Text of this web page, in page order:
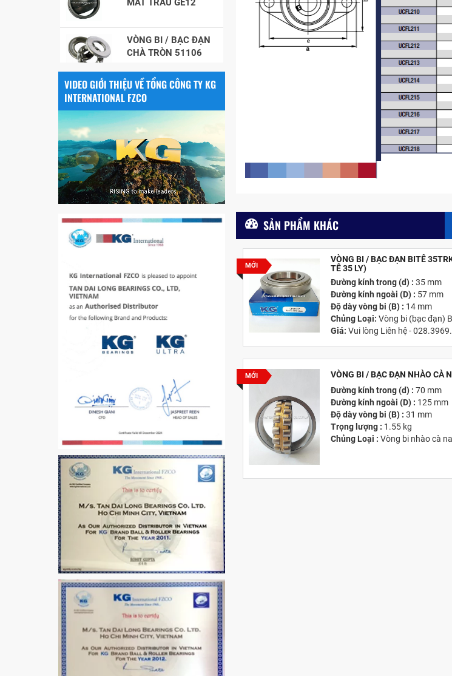
SẢN PHẨM KHÁC
MỚI
VÒNG BI / BẠC ĐẠN BITÊ
TÊ 35 LY)
Đường kính trong (d) : 35 mm
Đường kính ngoài (D) : 57 mm
Độ dày vòng bi (B) : 14 mm
Chủng Loại:Vòng bi (bạc đạn)
Giá: Vui lòng Liên hệ -
MỚI
VÒNG BI / BẠC ĐẠN NHÀO CÀ
Đường kính trong (d) : 70 mm
Đường kính ngoài (D) : 125 mm
Độ dày vòng bi (B) : 31 mm
Trọng lượng : 1.55 kg
Chủng Loại :Vòng bi nhào cà na
CHÀ TRÒN 51106
VÒNG BI / BẠC ĐẠN
NHÀO CÀ NA 24134
Vòng bi / Bạc đạn
tròn : 698
VÒNG BI PHS20
5200
VÒNG BI / BẠC ĐẠN
CHÀ TRÒN 51105
CỐT BƠM NƯỚC
12x12x26
MĂNG XÔNG H2306
Bích 7215 B
VÒNG BI / BẠC ĐẠN
MẮT TRÂU GE12
VÒNG BI / BẠC ĐẠN
CHÀ TRÒN 51106
VIDEO GIỚI THIỆU VỀ TỔNG CÔNG TY KG
INTERNATIONAL FZCO